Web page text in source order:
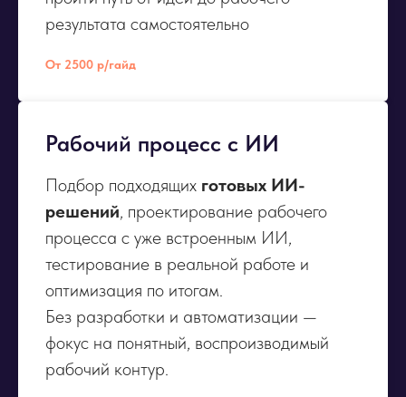
результата самостоятельно
От 2500 р/гайд
Рабочий процесс с ИИ
Подбор подходящих готовых ИИ-
решений, проектирование рабочего
процесса с уже встроенным ИИ,
тестирование в реальной работе и
оптимизация по итогам.
Без разработки и автоматизации —
фокус на понятный, воспроизводимый
рабочий контур.